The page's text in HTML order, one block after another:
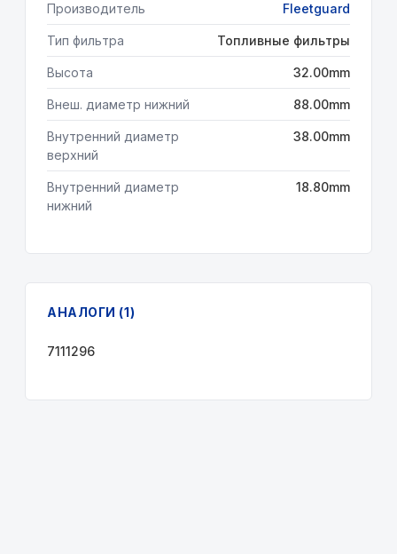
Производитель Fleetguard
Тип фильтра Топливные фильтры
Высота 32.00mm
Внеш. диаметр нижний 88.00mm
Внутренний диаметр
верхний
38.00mm
Внутренний диаметр
нижний
18.80mm
АНАЛОГИ (1)
7111296